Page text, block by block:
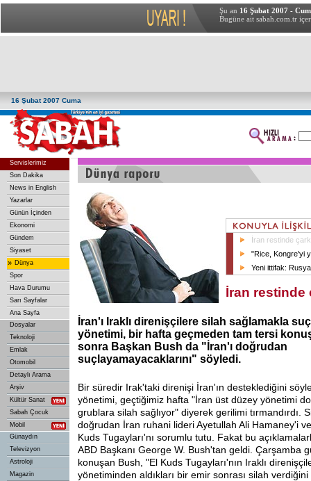
Şu an 16 Şubat 2007 -
Bugüne ait sabah.com.tr
16 Şubat 2007 Cuma
Servislerimiz
Son Dakika
News in English
Yazarlar
Günün İçinden
Ekonomi
Gündem
Siyaset
» Dünya
Spor
Hava Durumu
Sarı Sayfalar
Ana Sayfa
Dosyalar
Teknoloji
Emlak
Otomobil
Detaylı Arama
Arşiv
Kültür Sanat
Sabah Çocuk
Mobil
Günaydın
Televizyon
Astroloji
Magazin
İran restinde
"Rice, Kongre'yi
Yeni ittifak:
İran restinde
İran'ı Iraklı direnişçilere silah sağlamakla
yönetimi, bir hafta geçmeden tam tersi
sonra Başkan Bush da "İran'ı doğrudan
suçlayamayacaklarını" söyledi.
Bir süredir Irak'taki direnişi İran'ın desteklediğini
yönetimi, geçtiğimiz hafta "İran üst düzey yönetimi
grublara silah sağlıyor" diyerek gerilimi tırmandırdı.
doğrudan İran ruhani lideri Ayetullah Ali Hamaney'i
Kuds Tugayları'nı sorumlu tutu. Fakat bu
ABD Başkanı George W. Bush'tan geldi. Çarşamba
konuşan Bush, "El Kuds Tugayları'nın Iraklı
yönetiminden aldıkları bir emir sonrası silah